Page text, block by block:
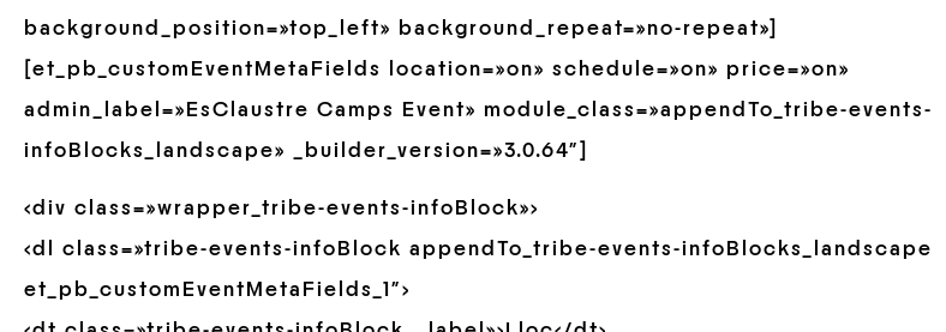
background_position=»top_left» background_repeat=»no-repeat»]
[et_pb_customEventMetaFields location=»on» schedule=»on» price=»on»
admin_label=»EsClaustre Camps Event» module_class=»appendTo_tribe-events-
infoBlocks_landscape» _builder_version=»3.0.64″]
<div class=»wrapper_tribe-events-infoBlock»>
<dl class=»tribe-events-infoBlock appendTo_tribe-events-infoBlocks_landscape
et_pb_customEventMetaFields_1″>